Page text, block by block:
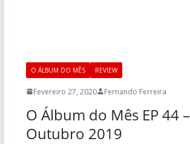
O ÁLBUM DO MÊS REVIEW
Fevereiro 27, 2020 Fernando Ferreira
O Álbum do Mês EP 44 –
Outubro 2019